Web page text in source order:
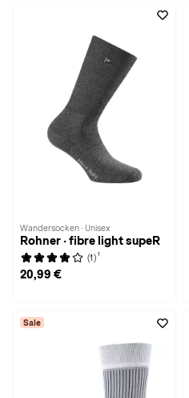
Wandersocken · Unisex
Rohner · fibre light supeR
(1) 1
20,99 €
Sale